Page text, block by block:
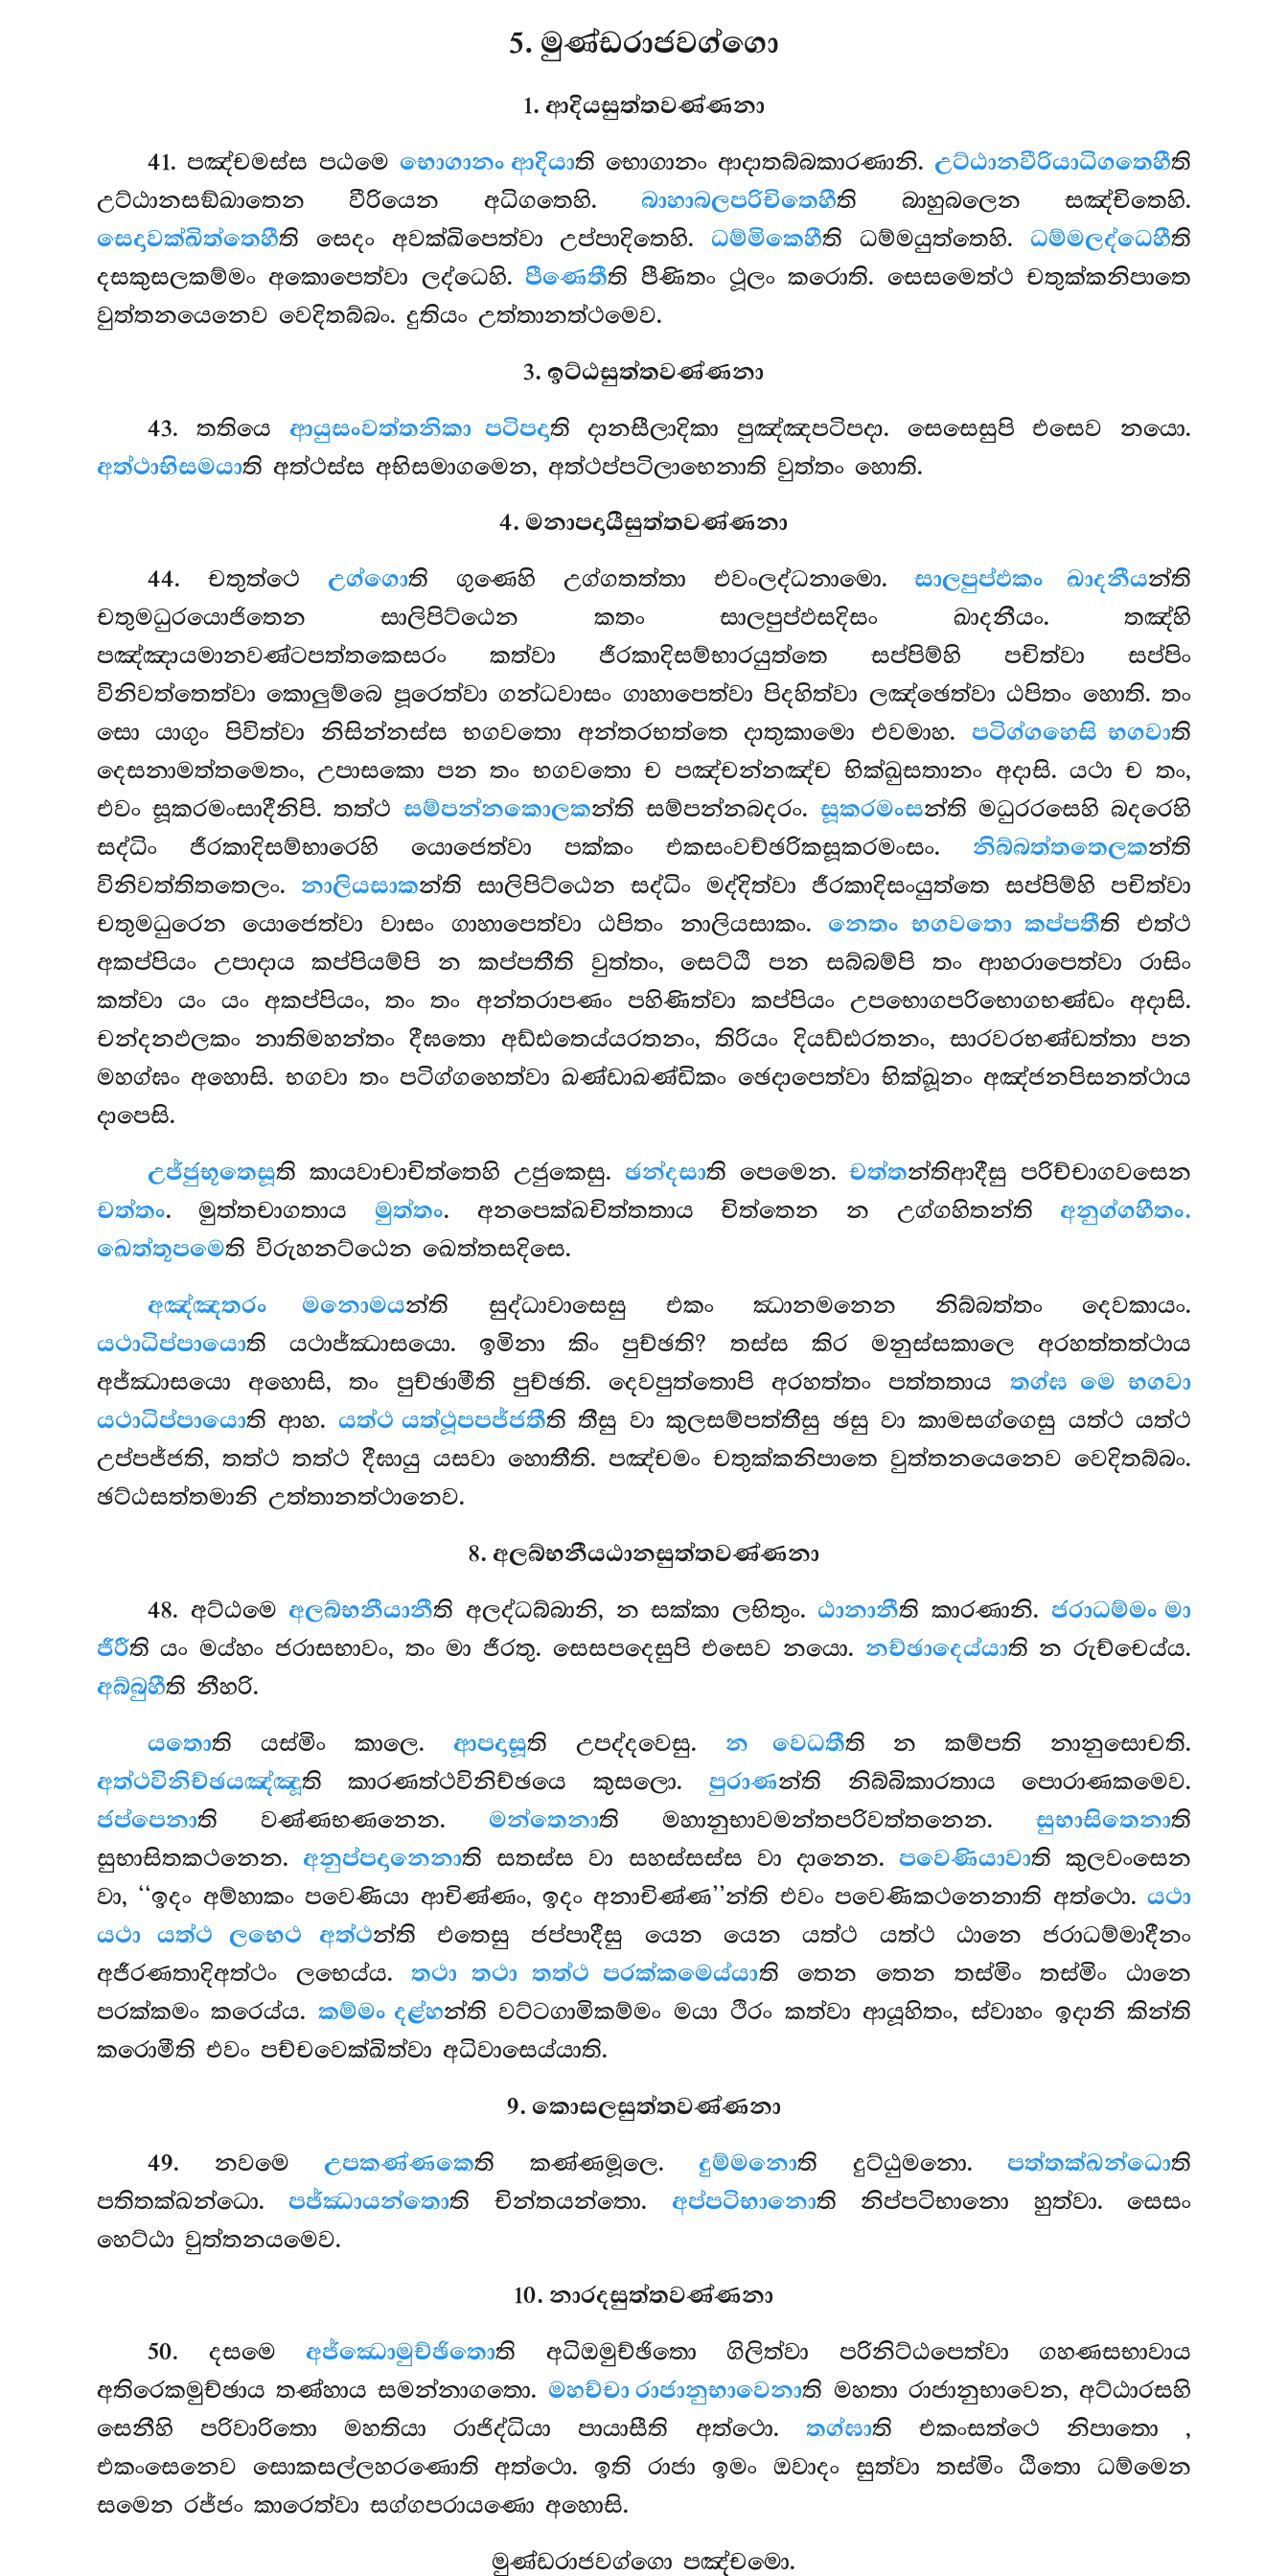
5. මුණ්ඩරාජවග්ගො
1. ආදියසුත්තවණ්ණනා
41. පඤ්චමස්ස පඨමෙ භොගානං ආදියාති භොගානං ආදාතබ්බකාරණානි.උට්ඨානවීරියාධිගතෙහීති
උට්ඨානසඞ්ඛාතෙන වීරියෙන අධිගතෙහි. බාහාබලපරිචිතෙහීති බාහුබලෙන සඤ්චිතෙහි.
සෙදාවක්ඛිත්තෙහීති සෙදං අවක්ඛිපෙත්වා උප්පාදිතෙහි. ධම්මිකෙහීති ධම්මයුත්තෙහි. ධම්මලද්ධෙහීති
දසකුසලකම්මං අකොපෙත්වා ලද්ධෙහි.පීණෙතීති පීණිතං ථූලං කරොති. සෙසමෙත්ථ චතුක්කනිපාතෙ
වුත්තනයෙනෙව වෙදිතබ්බං. දුතියං උත්තානත්ථමෙව.
3. ඉට්ඨසුත්තවණ්ණනා
43. තතියෙ ආයුසංවත්තනිකා පටිපදාති දානසීලාදිකා පුඤ්ඤපටිපදා. සෙසෙසුපි එසෙව නයො.
අත්ථාභිසමයාති අත්ථස්ස අභිසමාගමෙන, අත්ථප්පටිලාභෙනාති වුත්තං හොති.
4. මනාපදායීසුත්තවණ්ණනා
44. චතුත්ථෙ උග්ගොති ගුණෙහි උග්ගතත්තා එවංලද්ධනාමො.සාලපුප්ඵකං ඛාදනීයන්ති
චතුමධුරයොජිතෙන සාලිපිට්ඨෙන කතං සාලපුප්ඵසදිසං ඛාදනීයං. තඤ්හි
පඤ්ඤායමානවණ්ටපත්තකෙසරං කත්වා ජීරකාදිසම්භාරයුත්තෙ සප්පිම්හි පචිත්වා සප්පිං
විනිවත්තෙත්වා කොලුම්බෙ පූරෙත්වා ගන්ධවාසං ගාහාපෙත්වා පිදහිත්වා ලඤ්ඡෙත්වා ඨපිතං හොති. තං
සො යාගුං පිවිත්වා නිසින්නස්ස භගවතො අන්තරභත්තෙ දාතුකාමො එවමාහ. පටිග්ගහෙසි භගවාති
දෙසනාමත්තමෙතං, උපාසකො පන තං භගවතො ච පඤ්චන්නඤ්ච භික්ඛුසතානං අදාසි. යථා ච තං,
එවං සූකරමංසාදීනිපි. තත්ථ සම්පන්නකොලකන්ති සම්පන්නබදරං. සූකරමංසන්ති මධුරරසෙහි බදරෙහි
සද්ධිං ජීරකාදිසම්භාරෙහි යොජෙත්වා පක්කං එකසංවච්ඡරිකසූකරමංසං. නිබ්බත්තතෙලකන්ති
විනිවත්තිතතෙලං. නාලියසාකන්ති සාලිපිට්ඨෙන සද්ධිං මද්දිත්වා ජීරකාදිසංයුත්තෙ සප්පිම්හි පචිත්වා
චතුමධුරෙන යොජෙත්වා වාසං ගාහාපෙත්වා ඨපිතං නාලියසාකං. නෙතං භගවතො කප්පතීති එත්ථ
අකප්පියං උපාදාය කප්පියම්පි න කප්පතීති වුත්තං, සෙට්ඨි පන සබ්බම්පි තං ආහරාපෙත්වා රාසිං
කත්වා යං යං අකප්පියං, තං තං අන්තරාපණං පහිණිත්වා කප්පියං උපභොගපරිභොගභණ්ඩං අදාසි.
චන්දනඵලකං නාතිමහන්තං දීඝතො අඩ්ඪතෙය්යරතනං, තිරියං දියඩ්ඪරතනං, සාරවරභණ්ඩත්තා පන
මහග්ඝං අහොසි. භගවා තං පටිග්ගහෙත්වා ඛණ්ඩාඛණ්ඩිකං ඡෙදාපෙත්වා භික්ඛූනං අඤ්ජනපිසනත්ථාය
දාපෙසි.
උජ්ජුභූතෙසූතිකායවාචාචිත්තෙහි උජුකෙසු. ඡන්දසාති පෙමෙන.චත්තන්තිආදීසු පරිච්චාගවසෙන
චත්තං. මුත්තචාගතාය මුත්තං. අනපෙක්ඛචිත්තතාය චිත්තෙන න උග්ගහිතන්ති අනුග්ගහීතං.
ඛෙත්තූපමෙති විරුහනට්ඨෙන ඛෙත්තසදිසෙ.
අඤ්ඤතරං මනොමයන්ති සුද්ධාවාසෙසු එකං ඣානමනෙන නිබ්බත්තං දෙවකායං.
යථාධිප්පායොති යථාජ්ඣාසයො. ඉමිනා කිං පුච්ඡති? තස්ස කිර මනුස්සකාලෙ අරහත්තත්ථාය
අජ්ඣාසයො අහොසි, තං පුච්ඡාමීති පුච්ඡති. දෙවපුත්තොපි අරහත්තං පත්තතාය තග්ඝ මෙ භගවා
යථාධිප්පායොති ආහ. යත්ථ යත්ථූපපජ්ජතීති තීසු වා කුලසම්පත්තීසු ඡසු වා කාමසග්ගෙසු යත්ථ යත්ථ
උප්පජ්ජති, තත්ථ තත්ථ දීඝායු යසවා හොතීති. පඤ්චමං චතුක්කනිපාතෙ වුත්තනයෙනෙව වෙදිතබ්බං.
ඡට්ඨසත්තමානි උත්තානත්ථානෙව.
8. අලබ්භනීයඨානසුත්තවණ්ණනා
48. අට්ඨමෙ අලබ්භනීයානීති අලද්ධබ්බානි, න සක්කා ලභිතුං. ඨානානීති කාරණානි. ජරාධම්මං මා
ජීරීති යං මය්හං ජරාසභාවං, තං මා ජීරතු. සෙසපදෙසුපි එසෙව නයො. නච්ඡාදෙය්යාති න රුච්චෙය්ය.
අබ්බුහීති නීහරි.
යතොති යස්මිං කාලෙ. ආපදාසූති උපද්දවෙසු. න වෙධතීති න කම්පති නානුසොචති.
අත්ථවිනිච්ඡයඤ්ඤූති කාරණත්ථවිනිච්ඡයෙ කුසලො. පුරාණන්ති නිබ්බිකාරතාය පොරාණකමෙව.
ජප්පෙනාති වණ්ණභණනෙන. මන්තෙනාති මහානුභාවමන්තපරිවත්තනෙන.සුභාසිතෙනාති
සුභාසිතකථනෙන. අනුප්පදානෙනාති සතස්ස වා සහස්සස්ස වා දානෙන.පවෙණියාවාති කුලවංසෙන
වා, ‘‘ඉදං අම්හාකං පවෙණියා ආචිණ්ණං, ඉදං අනාචිණ්ණ’’න්ති එවං පවෙණිකථනෙනාති අත්ථො.යථා
යථා යත්ථ ලභෙථ අත්ථන්ති එතෙසු ජප්පාදීසු යෙන යෙන යත්ථ යත්ථ ඨානෙ ජරාධම්මාදීනං
අජීරණතාදිඅත්ථං ලභෙය්ය.තථා තථා තත්ථ පරක්කමෙය්යාති තෙන තෙන තස්මිං තස්මිං ඨානෙ
පරක්කමං කරෙය්ය.කම්මං දළ්හන්ති වට්ටගාමිකම්මං මයා ථිරං කත්වා ආයූහිතං, ස්වාහං ඉදානි කින්ති
කරොමීති එවං පච්චවෙක්ඛිත්වා අධිවාසෙය්යාති.
9. කොසලසුත්තවණ්ණනා
49. නවමෙඋපකණ්ණකෙති කණ්ණමූලෙ.දුම්මනොති දුට්ඨුමනො.පත්තක්ඛන්ධොති
පතිතක්ඛන්ධො.පජ්ඣායන්තොති චින්තයන්තො. අප්පටිභානොති නිප්පටිභානො හුත්වා. සෙසං
හෙට්ඨා වුත්තනයමෙව.
10. නාරදසුත්තවණ්ණනා
50. දසමෙ අජ්ඣොමුච්ඡිතොති අධිඔමුච්ඡිතො ගිලිත්වා පරිනිට්ඨපෙත්වා ගහණසභාවාය
අතිරෙකමුච්ඡාය තණ්හාය සමන්නාගතො. මහච්චා රාජානුභාවෙනාති මහතා රාජානුභාවෙන, අට්ඨාරසහි
සෙනීහි පරිවාරිතො මහතියා රාජිද්ධියා පායාසීති අත්ථො. තග්ඝාති එකංසත්ථෙ නිපාතො ,
එකංසෙනෙව සොකසල්ලහරණොති අත්ථො. ඉති රාජා ඉමං ඔවාදං සුත්වා තස්මිං ඨිතො ධම්මෙන
සමෙන රජ්ජං කාරෙත්වා සග්ගපරායණො අහොසි.
මුණ්ඩරාජවග්ගො පඤ්චමො.